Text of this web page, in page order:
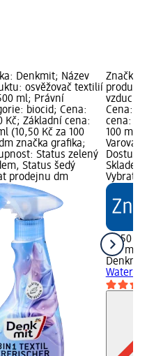
Denkmit; Název
osvěžovač textilií
ml; Právní
biocid; Cena:
Kč; Základní cena:
(10,50 Kč za 100
značka grafika;
Status zelený
Status šedý
prodejnu dm
Značka:
vzduchu
Cena:
cena:
100 ml);
Vybrat
29,50 Kč
300 ml
Denkmit
Water